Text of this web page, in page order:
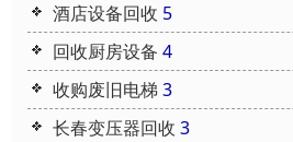
酒店设备回收 5
回收厨房设备 4
收购废旧电梯 3
长春变压器回收 3